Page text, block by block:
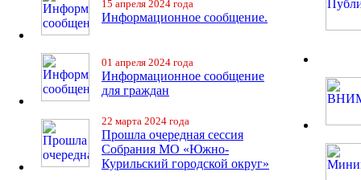
15 апреля 2024 года
Информационное сообщение.
01 апреля 2024 года
Информационное сообщение
для граждан
22 марта 2024 года
Прошла очередная сессия
Собрания МО «Южно-
Курильский городской округ»